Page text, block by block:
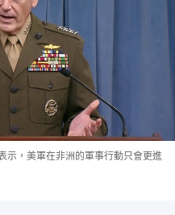
示，美軍在非洲的軍事行動只會更進